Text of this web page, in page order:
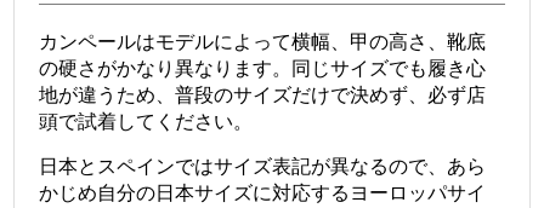
カンペールはモデルによって横幅、甲の高さ、靴底
の硬さがかなり異なります。同じサイズでも履き心
地が違うため、普段のサイズだけで決めず、必ず店
頭で試着してください。
日本とスペインではサイズ表記が異なるので、あら
かじめ自分の日本サイズに対応するヨーロッパサイ